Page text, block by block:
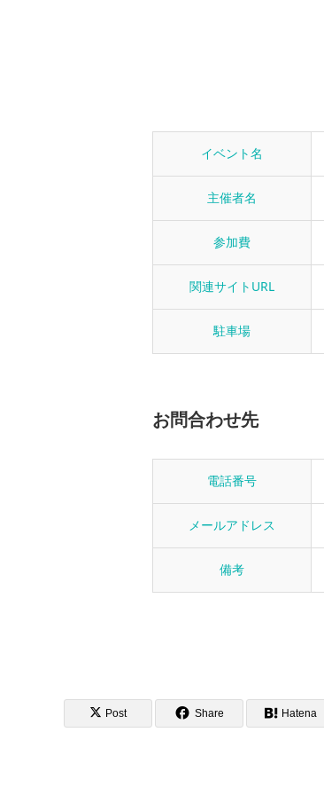
イベント名
主催者名
参加費
関連サイトURL
駐車場
お問合わせ先
電話番号
メールアドレス
備考
Post Share Hatena